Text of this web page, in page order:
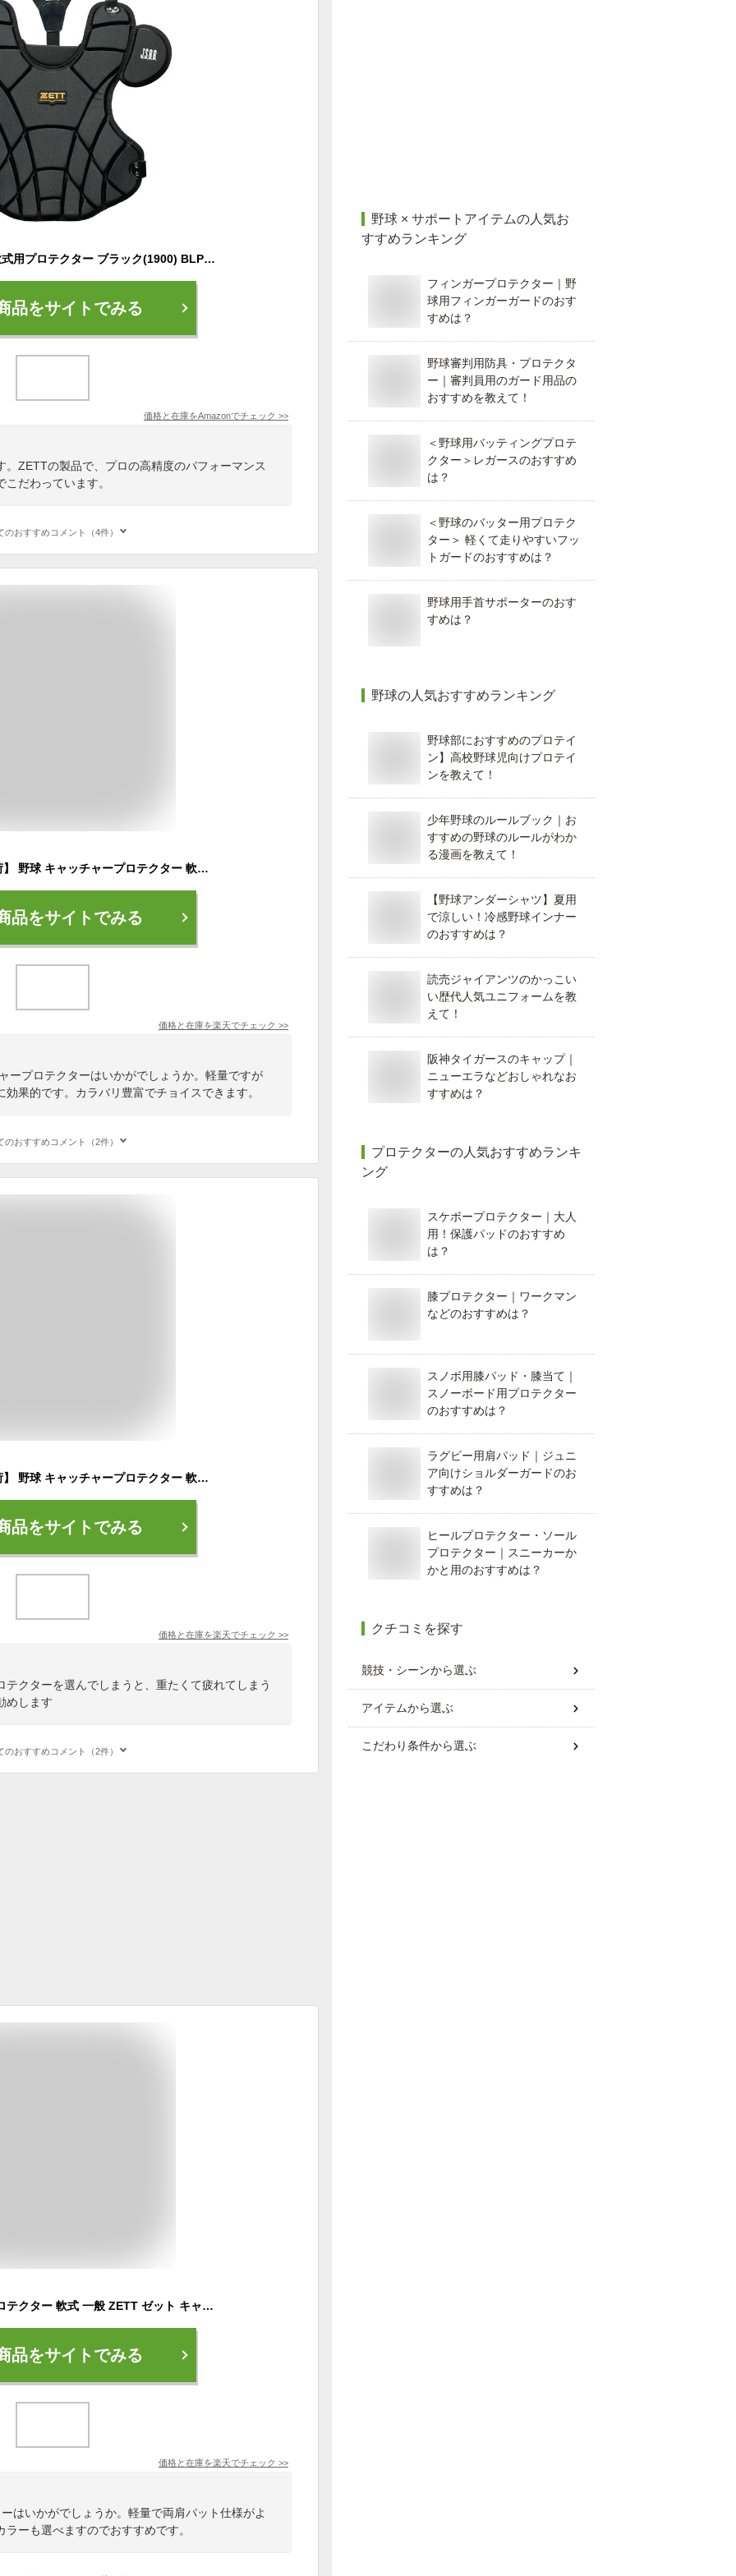
ゼット(ZETT) 野球 軟式用プロテクター ブラック(1900) BLP3530
品をサイトでみる
価格と在庫をAmazonでチェック >>
。ZETTの製品で、プロの高精度のパフォーマンス
だわっています。
のおすすめコメント（4件）
【年末年始も毎日出荷】 野球 キャッチャープロテクター 軟式 一般 ミズノ MIZUNO キャッチャー防具 捕手用 JSBBマーク入り 軽量タイプ 1DJPR101 【365日あす楽対応】
品をサイトでみる
価格と在庫を楽天でチェック >>
ープロテクターはいかがでしょうか。軽量ですが
果的です。カラバリ豊富でチョイスできます。
のおすすめコメント（2件）
【年末年始も毎日出荷】 野球 キャッチャープロテクター 軟式 少年 ZETT ゼット キャッチャー防具 捕手用 JSBBマーク入り 軽量タイプ ワンタッチ着脱式 日本製 BLP7430 【365日あす楽対応】
品をサイトでみる
価格と在庫を楽天でチェック >>
クターを選んでしまうと、重たくて疲れてしまう
めします
のおすすめコメント（2件）
野球 キャッチャープロテクター 軟式 一般 ZETT ゼット キャッチャー防具 捕手用 JSBBマーク入り BLP3530 【365日あす楽対応】
品をサイトでみる
価格と在庫を楽天でチェック >>
はいかがでしょうか。軽量で両肩パット仕様がよ
ーも選べますのでおすすめです。
野球 × サポートアイテムの人気お
すすめランキング
フィンガープロテクター｜野
球用フィンガーガードのおす
すめは？
野球審判用防具・プロテクタ
ー｜審判員用のガード用品の
おすすめを教えて！
＜野球用バッティングプロテ
クター＞レガースのおすすめ
は？
＜野球のバッター用プロテク
ター＞ 軽くて走りやすいフッ
トガードのおすすめは？
野球用手首サポーターのおす
すめは？
野球の人気おすすめランキング
野球部におすすめのプロテイ
ン】高校野球児向けプロテイ
ンを教えて！
少年野球のルールブック｜お
すすめの野球のルールがわか
る漫画を教えて！
【野球アンダーシャツ】夏用
で涼しい！冷感野球インナー
のおすすめは？
読売ジャイアンツのかっこい
い歴代人気ユニフォームを教
えて！
阪神タイガースのキャップ｜
ニューエラなどおしゃれなお
すすめは？
プロテクターの人気おすすめランキ
ング
スケボープロテクター｜大人
用！保護パッドのおすすめ
は？
膝プロテクター｜ワークマン
などのおすすめは？
スノボ用膝パッド・膝当て｜
スノーボード用プロテクター
のおすすめは？
ラグビー用肩パッド｜ジュニ
ア向けショルダーガードのお
すすめは？
ヒールプロテクター・ソール
プロテクター｜スニーカーか
かと用のおすすめは？
クチコミを探す
競技・シーンから選ぶ
アイテムから選ぶ
こだわり条件から選ぶ